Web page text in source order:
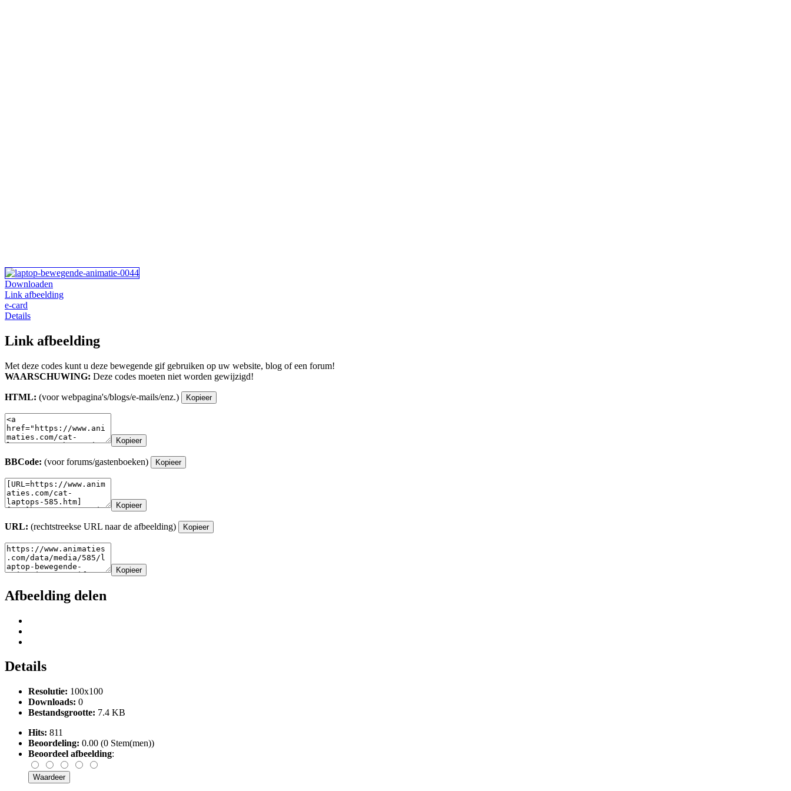
Downloaden
Link afbeelding
e-card
Details
Link afbeelding
Met deze codes kunt u deze bewegende gif gebruiken op uw website, blog of een forum!
WAARSCHUWING: Deze codes moeten niet worden gewijzigd!
HTML: (voor webpagina's/blogs/e-mails/enz.) Kopieer
Kopieer
BBCode: (voor forums/gastenboeken) Kopieer
Kopieer
URL: (rechtstreekse URL naar de afbeelding) Kopieer
Kopieer
Afbeelding delen
Details
Resolutie: 100x100
Downloads: 0
Bestandsgrootte: 7.4 KB
Hits: 811
Beoordeling: 0.00 (0 Stem(men))
Beoordeel afbeelding: